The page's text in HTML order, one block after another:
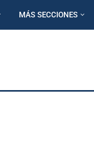
MÁS SECCIONES